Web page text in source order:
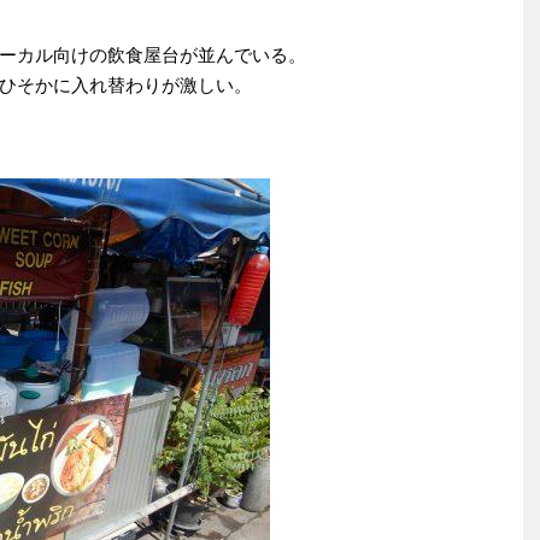
カル向けの飲食屋台が並んでいる。
そかに入れ替わりが激しい。